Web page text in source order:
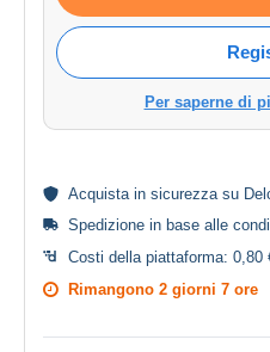
Per saperne di
Acquista in sicurezza su
Spedizione in base alle
Costi della piattaforma: 0,80
Rimangono 2 giorni 7 ore